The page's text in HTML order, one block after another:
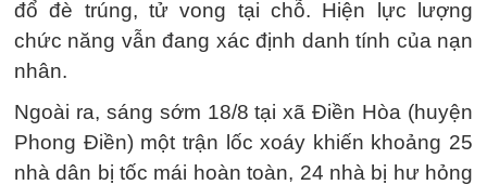
đổ đè trúng, tử vong tại chỗ. Hiện lực lượng
chức năng vẫn đang xác định danh tính của nạn
nhân.
Ngoài ra, sáng sớm 18/8 tại xã Điền Hòa (huyện
Phong Điền) một trận lốc xoáy khiến khoảng 25
nhà dân bị tốc mái hoàn toàn, 24 nhà bị hư hỏng